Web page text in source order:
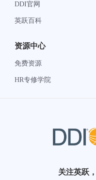
关注英跃
DDI官网
英跃百科
资源中心
免费资源
HR专修学院